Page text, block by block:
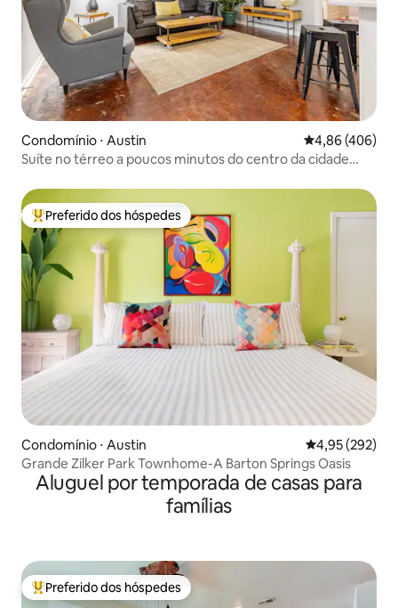
Condomínio ⋅ Austin 4,86 de uma
4,86 (406)
Suíte no térreo a poucos minutos do centro da cidade
Entre os melhores preferidos dos hóspedes
Preferido dos hóspedes
Condomínio ⋅ Austin 4,95 de uma
4,95 (292)
Grande Zilker Park Townhome-A Barton Springs Oasis
Aluguel por temporada de casas para
famílias
Entre os melhores preferidos dos hóspedes
Preferido dos hóspedes